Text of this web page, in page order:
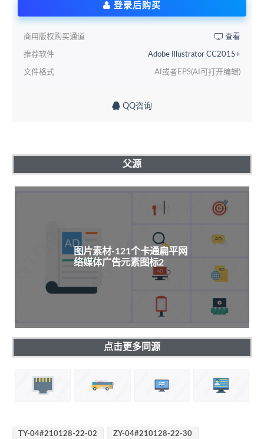
登录后购买
商用版权购买通道 查看
推荐软件 Adobe Illustrator CC2015+
文件格式 AI或者EPS(AI可打开编辑)
QQ咨询
父源
图片素材-121个卡通扁平网
络媒体广告元素图标2
点击更多同源
TY-04#210128-22-02 ZY-04#210128-22-30